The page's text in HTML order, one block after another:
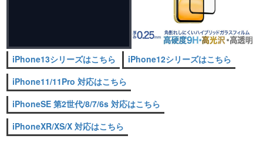
iPhone13シリーズはこちら
iPhone12シリーズはこちら
iPhone11/11Pro 対応はこちら
iPhoneSE 第2世代/8/7/6s 対応はこちら
iPhoneXR/XS/X 対応はこちら